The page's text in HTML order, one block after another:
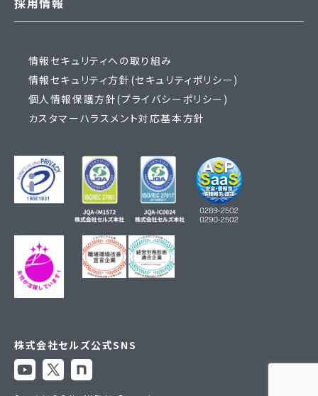
情報セキュリティへの取り組み
情報セキュリティ方針(セキュリティポリシー)
個人情報保護方針(プライバシーポリシー)
カスタマーハラスメント対応基本方針
株式会社セルズ公式SNS